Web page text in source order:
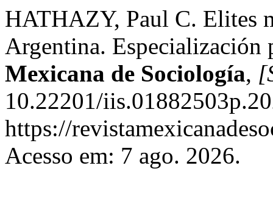
HATHAZY, Paul C. Elites
Argentina.
Mexicana de Sociología,
10.22201/
https://
Acesso em: 7 ago. 2026.